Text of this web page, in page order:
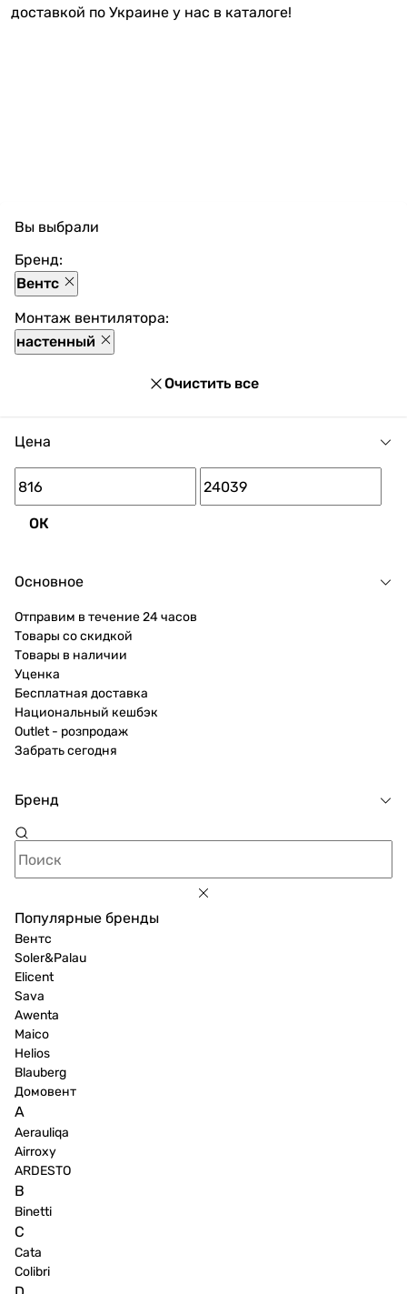
доставкой по Украине у нас в каталоге!
Вы выбрали
Бренд:
Вентс
Монтаж вентилятора:
настенный
Очистить все
Цена
ОК
Основное
Отправим в течение 24 часов
Товары со скидкой
Товары в наличии
Уценка
Бесплатная доставка
Национальный кешбэк
Outlet - розпродаж
Забрать сегодня
Бренд
Популярные бренды
Вентс
Soler&Palau
Elicent
Sava
Awenta
Maico
Helios
Blauberg
Домовент
A
Aerauliqa
Airroxy
ARDESTO
B
Binetti
C
Cata
Colibri